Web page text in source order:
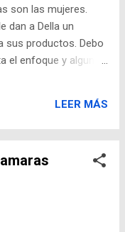
son las mujeres.
dan a Della un
sus productos. Debo
el enfoque y algunos
us/en/home/della.as
LEER MÁS